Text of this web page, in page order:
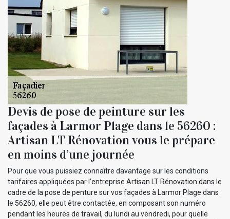
Devis de pose de peinture sur les
façades à Larmor Plage dans le 56260 :
Artisan LT Rénovation vous le prépare
en moins d’une journée
Pour que vous puissiez connaître davantage sur les conditions
tarifaires appliquées par l’entreprise Artisan LT Rénovation dans le
cadre de la pose de penture sur vos façades à Larmor Plage dans
le 56260, elle peut être contactée, en composant son numéro
pendant les heures de travail, du lundi au vendredi, pour quelle